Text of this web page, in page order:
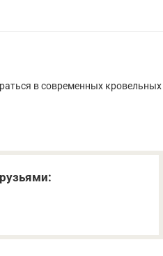
в современных кровельных